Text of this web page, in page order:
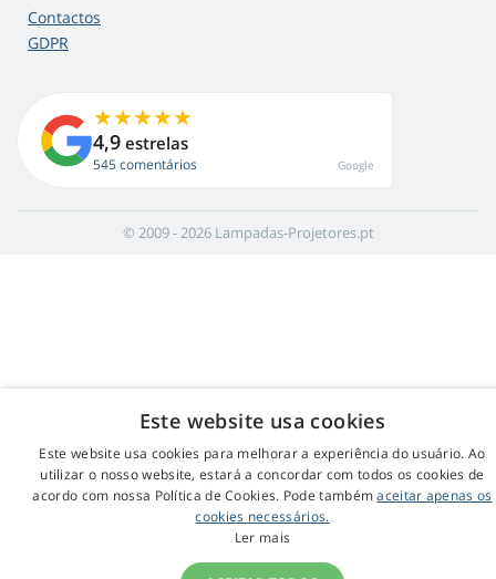
Contactos
GDPR
4,9 estrelas
545 comentários Google
© 2009 - 2026 Lampadas-Projetores.pt
Este website usa cookies
Este website usa cookies para melhorar a experiência do usuário. Ao
utilizar o nosso website, estará a concordar com todos os cookies de
acordo com nossa Política de Cookies. Pode tambémaceitar apenas os
cookies necessários.
Ler mais